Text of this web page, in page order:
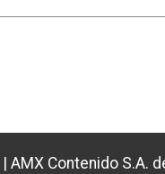
| AMX Contenido S.A.